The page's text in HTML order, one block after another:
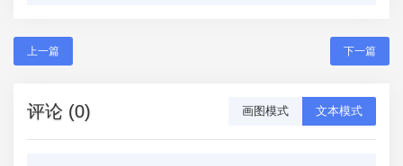
上一篇 下一篇
评论 (0) 画图模式 文本模式